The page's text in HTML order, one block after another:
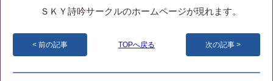
ＳＫＹ詩吟サークルのホームページが現れます。
前の記事 TOPへ戻る 次の記事